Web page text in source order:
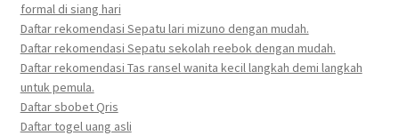
formal di siang hari
Daftar rekomendasi Sepatu lari mizuno dengan mudah.
Daftar rekomendasi Sepatu sekolah reebok dengan mudah.
Daftar rekomendasi Tas ransel wanita kecil langkah demi langkah
untuk pemula.
Daftar sbobet Qris
Daftar togel uang asli